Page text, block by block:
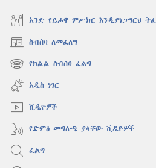
አንድ የይሖዋ ምሥክር እንዲያነጋግርህ
ስብሰባ ለመፈለግ
(አዲስ
ዊንዶው
ክፈት)
የክልል ስብሰባ ፈልግ
(አዲስ
ዊንዶው
ክፈት)
አዲስ ነገር
ቪዲዮዎች
የድምፅ መግለጫ ያላቸው ቪዲዮዎች
ፈልግ